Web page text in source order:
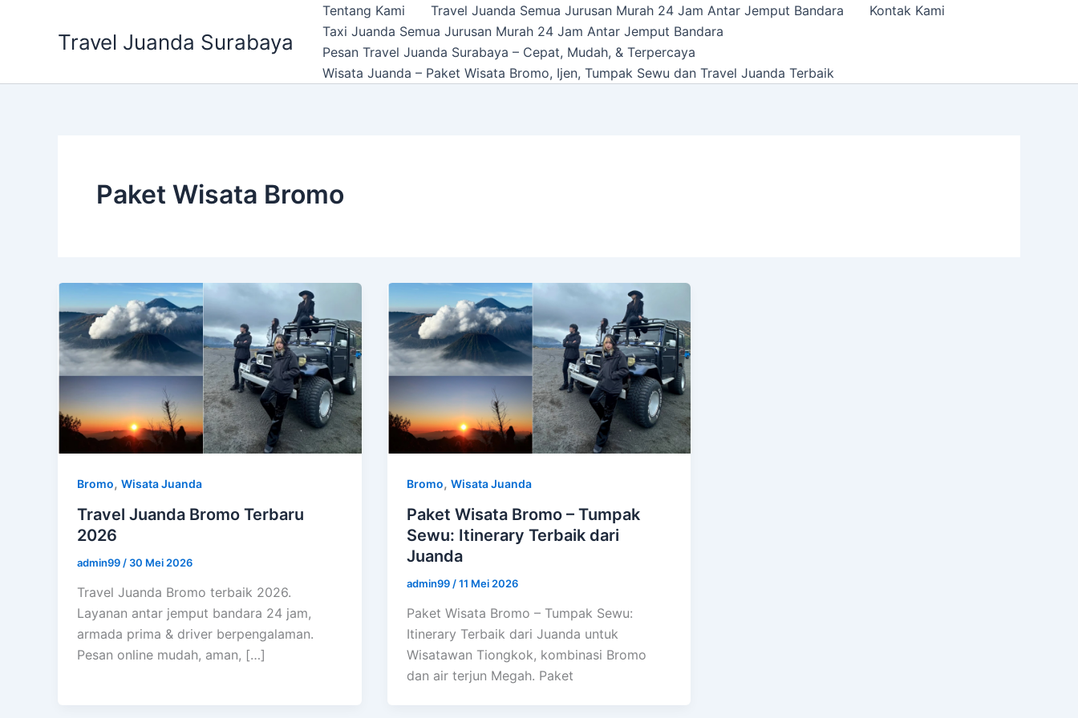
Travel Juanda Surabaya
Tentang Kami Travel Juanda Semua Jurusan Murah 24 Jam Antar Jemput Bandara
Kontak Kami
Taxi Juanda Semua Jurusan Murah 24 Jam Antar Jemput Bandara
Pesan Travel Juanda Surabaya – Cepat, Mudah, & Terpercaya
Wisata Juanda – Paket Wisata Bromo, Ijen, Tumpak Sewu dan Travel Juanda Terbaik
Paket Wisata Bromo
Bromo, Wisata Juanda
Travel Juanda Bromo Terbaru
2026
admin99 / 30 Mei 2026
Travel Juanda Bromo terbaik 2026.
Layanan antar jemput bandara 24 jam,
armada prima & driver berpengalaman.
Pesan online mudah, aman, […]
Bromo, Wisata Juanda
Paket Wisata Bromo – Tumpak
Sewu: Itinerary Terbaik dari
Juanda
admin99 /11 Mei 2026
Paket Wisata Bromo – Tumpak Sewu:
Itinerary Terbaik dari Juanda untuk
Wisatawan Tiongkok, kombinasi Bromo
dan air terjun Megah. Paket